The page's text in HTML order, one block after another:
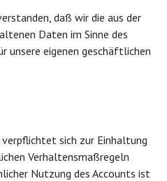
daß wir die aus der
Daten im Sinne des
unsere eigenen geschäftlichen
sich zur Einhaltung
Verhaltensmaßregeln
Nutzung des Accounts ist